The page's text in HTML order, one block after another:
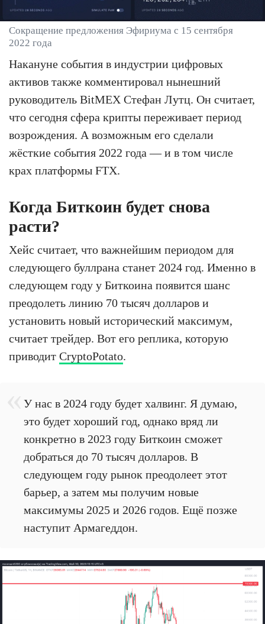
Сокращение предложения Эфириума с 15 сентября
2022 года
Накануне события в индустрии цифровых
активов также комментировал нынешний
руководитель BitMEX Стефан Лутц. Он считает,
что сегодня сфера крипты переживает период
возрождения. А возможным его сделали
жёсткие события 2022 года — и в том числе
крах платформы FTX.
Когда Биткоин будет снова
расти?
Хейс считает, что важнейшим периодом для
следующего буллрана станет 2024 год. Именно в
следующем году у Биткоина появится шанс
преодолеть линию 70 тысяч долларов и
установить новый исторический максимум,
считает трейдер. Вот его реплика, которую
приводит CryptoPotato.
У нас в 2024 году будет халвинг. Я думаю,
это будет хороший год, однако вряд ли
конкретно в 2023 году Биткоин сможет
добраться до 70 тысяч долларов. В
следующем году рынок преодолеет этот
барьер, а затем мы получим новые
максимумы 2025 и 2026 годов. Ещё позже
наступит Армагеддон.